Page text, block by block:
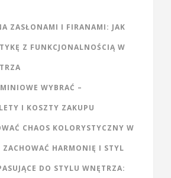
ZASŁONAMI I FIRANAMI: JAK
Z FUNKCJONALNOŚCIĄ W
WYBRAĆ –
I KOSZTY ZAKUPU
CHAOS KOLORYSTYCZNY W
ZACHOWAĆ HARMONIĘ I STYL
DO STYLU WNĘTRZA: